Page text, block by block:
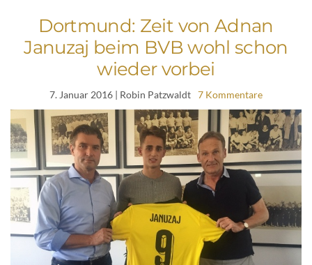
Dortmund: Zeit von Adnan
Januzaj beim BVB wohl schon
wieder vorbei
7. Januar 2016 | Robin Patzwaldt 7 Kommentare